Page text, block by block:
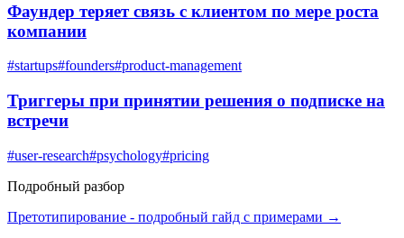
Фаундер теряет связь с клиентом по мере роста
компании
#startups#founders#product-management
Триггеры при принятии решения о подписке на
встречи
#user-research#psychology#pricing
Подробный разбор
Претотипирование - подробный гайд с примерами →